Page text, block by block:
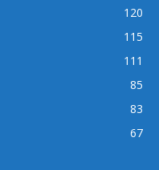
120
115
111
85
83
67